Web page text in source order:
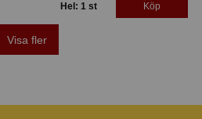
Hel: 1 st Köp
Visa fler